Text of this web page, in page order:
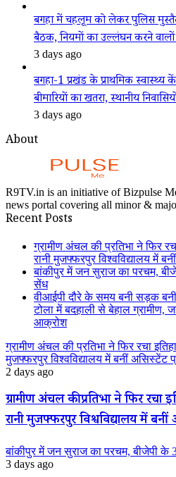
बगहा में चहलूम को लेकर पुलिस
बैठक, नियमों का उल्लंघन करने वालों
3 days ago
बगहा-1 प्रखंड के प्राथमिक स्वास्थ्य
बीमारियों का खतरा, स्थानीय
3 days ago
About
R9TV.in is an initiative of Bizpulse
news portal covering all minor &
Recent Posts
ग्रामीण अंचल की प्रतिभा ने फिर
रानी मुजफ्फरपुर विश्वविद्यालय में
बांकीपुर में जन सुराज का परचम,
सेंध
वीआईपी दौरे के समय बनी सड़क
टोला में बदहाली से बेहाल ग्रामीण,
आक्रोश
ग्रामीण अंचल की प्रतिभा ने फिर रचा
मुजफ्फरपुर विश्वविद्यालय में बनीं असिस्टेंट
2 days ago
ग्रामीण अंचल की प्रतिभा ने फिर रचा
रानी मुजफ्फरपुर विश्वविद्यालय में बनीं
बांकीपुर में जन सुराज का परचम, बीजेपी के
3 days ago